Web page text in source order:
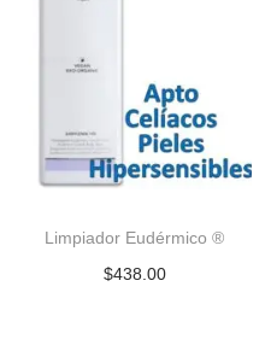
Limpiador Eudérmico ®
$438.00